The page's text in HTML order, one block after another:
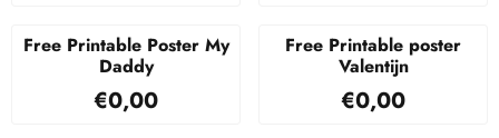
Free Printable Poster My
Daddy
Prijs: 0,00
€0,00
Free Printable poster
Valentijn
Prijs: 0,00
€0,00